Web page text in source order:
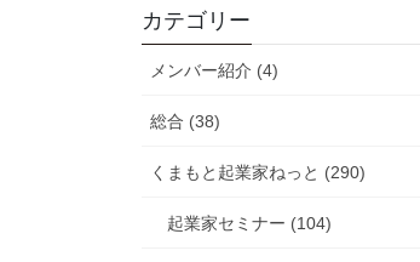
カテゴリー
メンバー紹介 (4)
総合 (38)
くまもと起業家ねっと (290)
起業家セミナー (104)